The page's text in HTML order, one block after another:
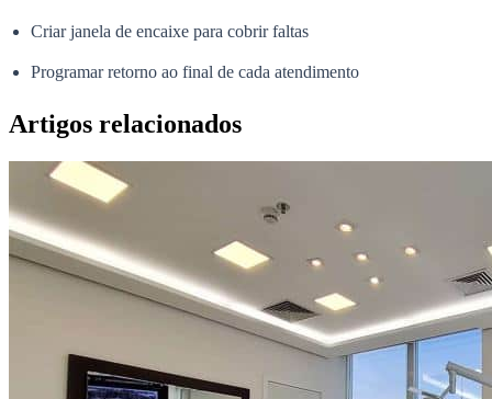
Criar janela de encaixe para cobrir faltas
Programar retorno ao final de cada atendimento
Artigos relacionados